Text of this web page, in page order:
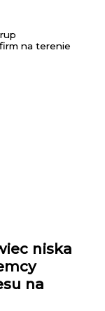
na terenie
niska
na